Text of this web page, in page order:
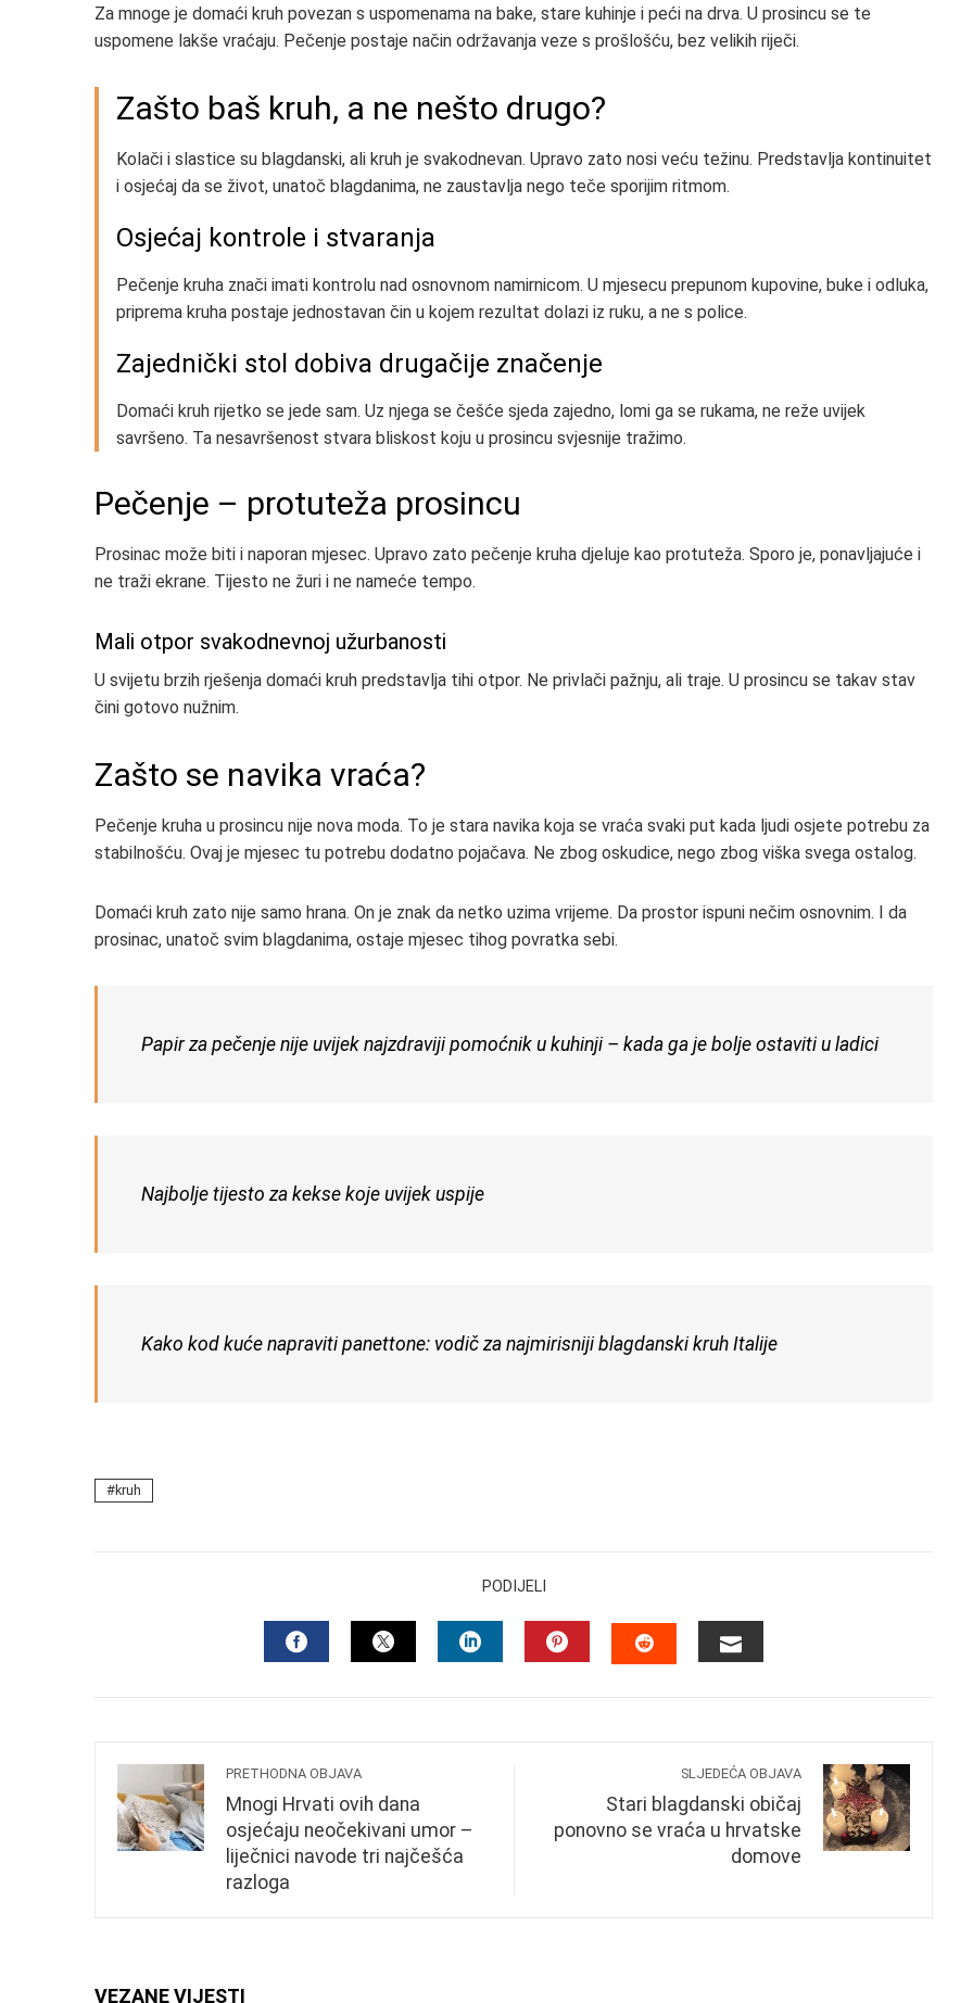
Za mnoge je domaći kruh povezan s uspomenama na bake, stare kuhinje i peći na drva. U prosincu se te
uspomene lakše vraćaju. Pečenje postaje način održavanja veze s prošlošću, bez velikih riječi.
Zašto baš kruh, a ne nešto drugo?
Kolači i slastice su blagdanski, ali kruh je svakodnevan. Upravo zato nosi veću težinu. Predstavlja kontinuitet
i osjećaj da se život, unatoč blagdanima, ne zaustavlja nego teče sporijim ritmom.
Osjećaj kontrole i stvaranja
Pečenje kruha znači imati kontrolu nad osnovnom namirnicom. U mjesecu prepunom kupovine, buke i odluka,
priprema kruha postaje jednostavan čin u kojem rezultat dolazi iz ruku, a ne s police.
Zajednički stol dobiva drugačije značenje
Domaći kruh rijetko se jede sam. Uz njega se češće sjeda zajedno, lomi ga se rukama, ne reže uvijek
savršeno. Ta nesavršenost stvara bliskost koju u prosincu svjesnije tražimo.
Pečenje – protuteža prosincu
Prosinac može biti i naporan mjesec. Upravo zato pečenje kruha djeluje kao protuteža. Sporo je, ponavljajuće i
ne traži ekrane. Tijesto ne žuri i ne nameće tempo.
Mali otpor svakodnevnoj užurbanosti
U svijetu brzih rješenja domaći kruh predstavlja tihi otpor. Ne privlači pažnju, ali traje. U prosincu se takav stav
čini gotovo nužnim.
Zašto se navika vraća?
Pečenje kruha u prosincu nije nova moda. To je stara navika koja se vraća svaki put kada ljudi osjete potrebu za
stabilnošću. Ovaj je mjesec tu potrebu dodatno pojačava. Ne zbog oskudice, nego zbog viška svega ostalog.
Domaći kruh zato nije samo hrana. On je znak da netko uzima vrijeme. Da prostor ispuni nečim osnovnim. I da
prosinac, unatoč svim blagdanima, ostaje mjesec tihog povratka sebi.
Papir za pečenje nije uvijek najzdraviji pomoćnik u kuhinji – kada ga je bolje ostaviti u ladici
Najbolje tijesto za kekse koje uvijek uspije
Kako kod kuće napraviti panettone: vodič za najmirisniji blagdanski kruh Italije
kruh
PODIJELI
PRETHODNA OBJAVA
Mnogi Hrvati ovih dana
osjećaju neočekivani umor –
liječnici navode tri najčešća
razloga
SLJEDEĆA OBJAVA
Stari blagdanski običaj
ponovno se vraća u hrvatske
domove
VEZANE VIJESTI